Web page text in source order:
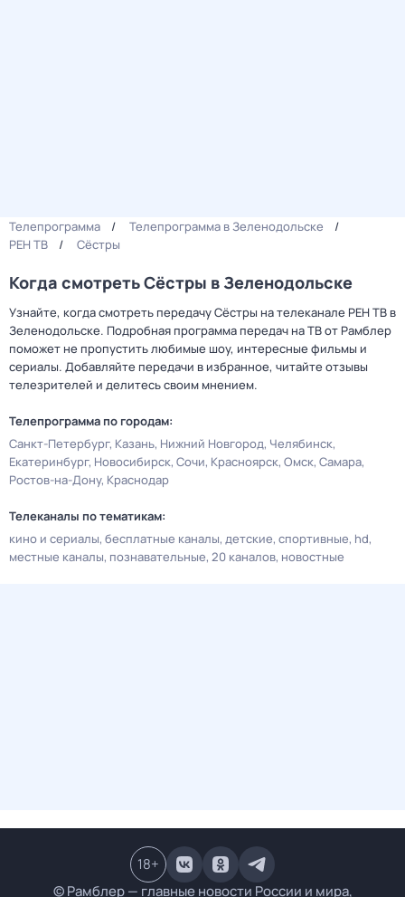
Телепрограмма
Телепрограмма в Зеленодольске
РЕН ТВ
Сёстры
Когда смотреть Сёстры в Зеленодольске
Узнайте, когда смотреть передачу Сёстры на телеканале РЕН ТВ в
Зеленодольске. Подробная программа передач на ТВ от Рамблер
поможет не пропустить любимые шоу, интересные фильмы и
сериалы. Добавляйте передачи в избранное, читайте отзывы
телезрителей и делитесь своим мнением.
Телепрограмма по городам:
Санкт-Петербург Казань Нижний Новгород Челябинск
Екатеринбург Новосибирск Сочи Красноярск Омск Самара
Ростов-на-Дону Краснодар
Телеканалы по тематикам:
кино и сериалы бесплатные каналы детские спортивные hd
местные каналы познавательные 20 каналов новостные
© Рамблер — главные новости России и мира,
18+